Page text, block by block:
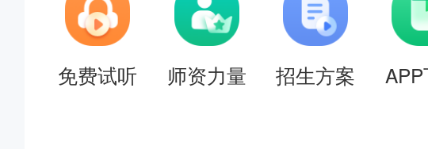
免费试听 师资力量 招生方案